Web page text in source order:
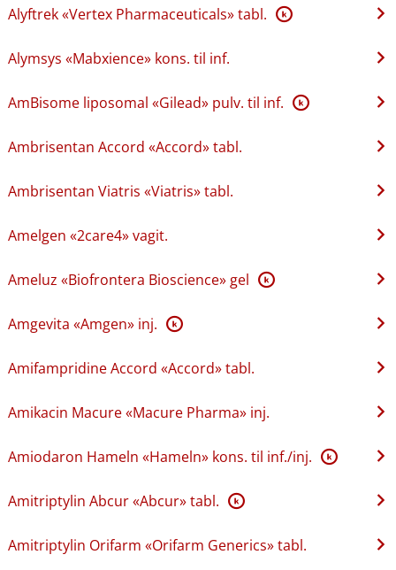
Alyftrek «Vertex Pharmaceuticals» tabl. K
Alymsys «Mabxience» kons. til inf.
AmBisome liposomal «Gilead» pulv. til inf. K
Ambrisentan Accord «Accord» tabl.
Ambrisentan Viatris «Viatris» tabl.
Amelgen «2care4» vagit.
Ameluz «Biofrontera Bioscience» gel K
Amgevita «Amgen» inj. K
Amifampridine Accord «Accord» tabl.
Amikacin Macure «Macure Pharma» inj.
Amiodaron Hameln «Hameln» kons. til inf.​/​inj. K
Amitriptylin Abcur «Abcur» tabl. K
Amitriptylin Orifarm «Orifarm Generics» tabl.